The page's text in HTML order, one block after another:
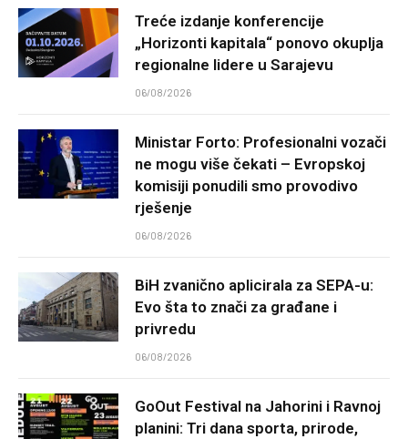
Treće izdanje konferencije
„Horizonti kapitala“ ponovo okuplja
regionalne lidere u Sarajevu
06/08/2026
Ministar Forto: Profesionalni vozači
ne mogu više čekati – Evropskoj
komisiji ponudili smo provodivo
rješenje
06/08/2026
BiH zvanično aplicirala za SEPA-u:
Evo šta to znači za građane i
privredu
06/08/2026
GoOut Festival na Jahorini i Ravnoj
planini: Tri dana sporta, prirode,